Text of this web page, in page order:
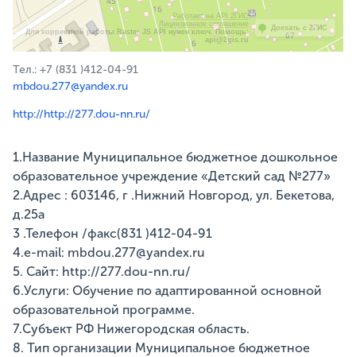
Работает на API 2ГИС
Лицензионное соглашение
Для корректной работы Raster JS API нужен ключ. Помощь:
api@2gis.ru
Доехать с 2ГИС
Тел.: +7 (831 )412-04-91
mbdou.277@yandex.ru
http://httр://277.dou-nn.ru/
1.Название Муниципальное бюджетное дошкольное
образовательное учреждение «Детский сад №277»
2.Адрес : 603146, г .Нижний Новгород, ул. Бекетова,
д.25а
3 .Телефон /факс(831 )412-04-91
4.e-mail: mbdou.277@yandex.ru
5. Сайт: httр://277.dou-nn.ru/
6.Услуги: Обучение по адаптированной основной
образовательной программе.
7.Субъект РФ Нижегородская область.
8. Тип организации Муниципальное бюджетное